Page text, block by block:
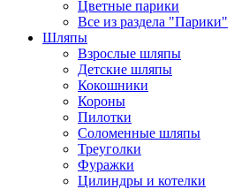
Цветные парики
Все из раздела "Парики"
Шляпы
Взрослые шляпы
Детские шляпы
Кокошники
Короны
Пилотки
Соломенные шляпы
Треуголки
Фуражки
Цилиндры и котелки